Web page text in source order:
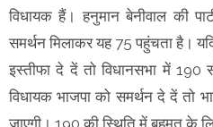
विधायक हैं। हनुमान बेनीवाल की
समर्थन मिलाकर यह 75 पहुंचता है।
इस्तीफा दे दें तो विधानसभा में 190
विधायक भाजपा को समर्थन दे दें तो